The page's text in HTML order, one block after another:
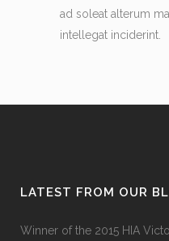
ad soleat alterum
intellegat inciderint.
LATEST FROM OUR
Winner of the 2015 HIA